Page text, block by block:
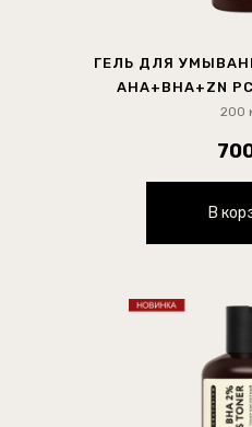
ГЕЛЬ ДЛЯ
AHA+BHA+ZN
200
В